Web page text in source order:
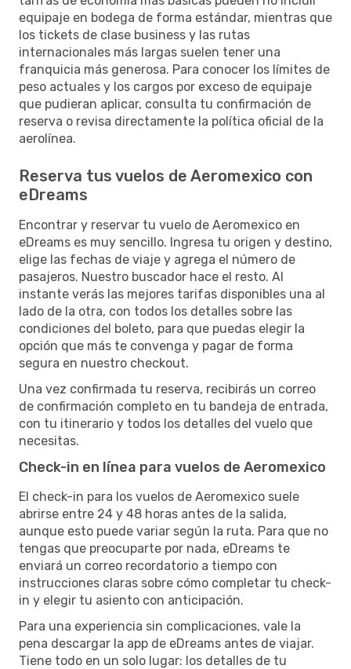
equipaje en bodega de forma estándar, mientras que
los tickets de clase business y las rutas
internacionales más largas suelen tener una
franquicia más generosa. Para conocer los límites de
peso actuales y los cargos por exceso de equipaje
que pudieran aplicar, consulta tu confirmación de
reserva o revisa directamente la política oficial de la
aerolínea.
Reserva tus vuelos de Aeromexico con
eDreams
Encontrar y reservar tu vuelo de Aeromexico en
eDreams es muy sencillo. Ingresa tu origen y destino,
elige las fechas de viaje y agrega el número de
pasajeros. Nuestro buscador hace el resto. Al
instante verás las mejores tarifas disponibles una al
lado de la otra, con todos los detalles sobre las
condiciones del boleto, para que puedas elegir la
opción que más te convenga y pagar de forma
segura en nuestro checkout.
Una vez confirmada tu reserva, recibirás un correo
de confirmación completo en tu bandeja de entrada,
con tu itinerario y todos los detalles del vuelo que
necesitas.
Check-in en línea para vuelos de Aeromexico
El check-in para los vuelos de Aeromexico suele
abrirse entre 24 y 48 horas antes de la salida,
aunque esto puede variar según la ruta. Para que no
tengas que preocuparte por nada, eDreams te
enviará un correo recordatorio a tiempo con
instrucciones claras sobre cómo completar tu check-
in y elegir tu asiento con anticipación.
Para una experiencia sin complicaciones, vale la
pena descargar la app de eDreams antes de viajar.
Tiene todo en un solo lugar: los detalles de tu